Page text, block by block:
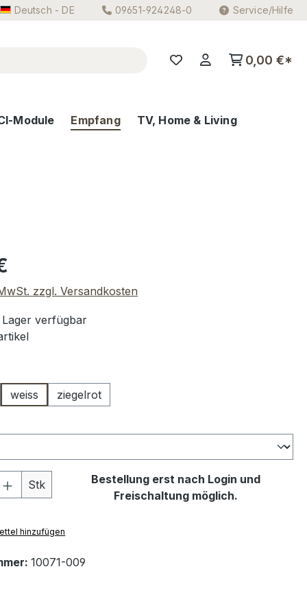
Deutsch - DE 09651-924248-0 Service/Hilfe
0,00 €*
Module Empfang TV, Home & Living
zzgl. Versandkosten
verfügbar
weiss ziegelrot
Anzahl: Gib den gewünschten Wert
Stk
Bestellung erst nach Login und
Freischaltung möglich.
hinzufügen
10071-009